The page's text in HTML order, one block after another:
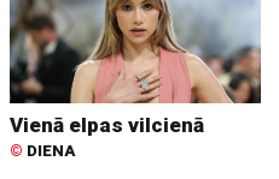
Vienā elpas vilcienā
© DIENA